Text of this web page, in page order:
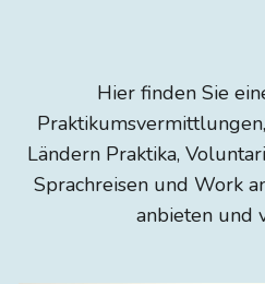
Hier finden Sie
Ländern Praktika,
Sprachreisen und Work
anbieten und